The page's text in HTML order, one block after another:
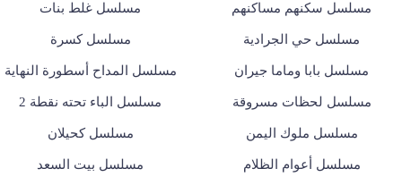
مسلسل سكنهم مساكنهم مسلسل غلط بنات
مسلسل حي الجرادية مسلسل كسرة
مسلسل بابا وماما جيران مسلسل المداح أسطورة النهاية
مسلسل لحظات مسروقة مسلسل الباء تحته نقطة 2
مسلسل ملوك اليمن مسلسل كحيلان
مسلسل أعوام الظلام مسلسل بيت السعد